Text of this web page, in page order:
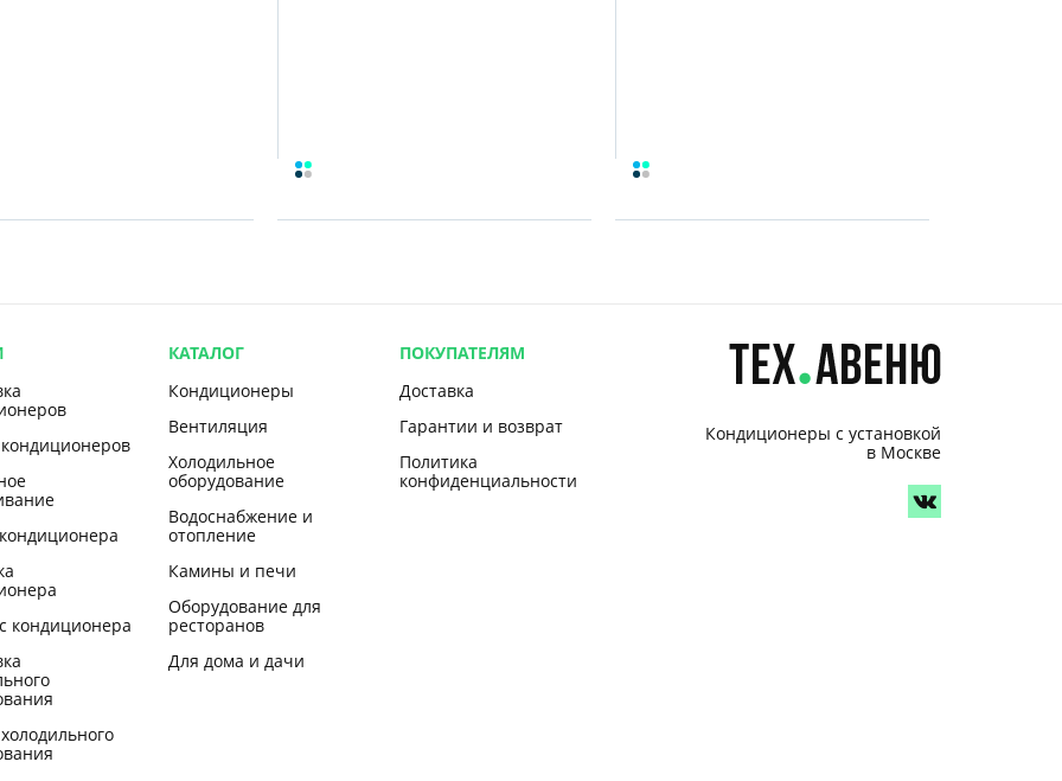
кондиционера
КАТАЛОГ
Кондиционеры
Вентиляция
Холодильное
оборудование
Водоснабжение и
отопление
Камины и печи
Оборудование для
ресторанов
Для дома и дачи
ПОКУПАТЕЛЯМ
Доставка
Гарантии и возврат
Политика
конфиденциальности
Кондиционеры с установкой
в Москве